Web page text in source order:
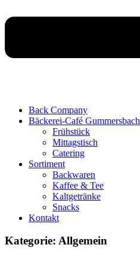
Back Company
Bäckerei-Café Gummersbach
Frühstück
Mittagstisch
Catering
Sortiment
Backwaren
Kaffee & Tee
Kaltgetränke
Snacks
Kontakt
Kategorie: Allgemein